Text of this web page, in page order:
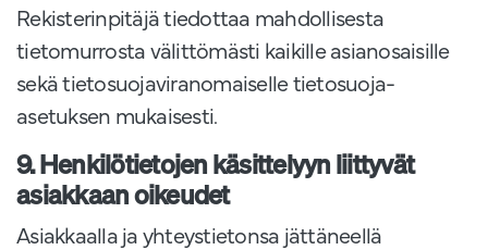
Rekisterinpitäjä tiedottaa mahdollisesta
tietomurrosta välittömästi kaikille asianosaisille
sekä tietosuojaviranomaiselle tietosuoja-
asetuksen mukaisesti.
9. Henkilötietojen käsittelyyn liittyvät
asiakkaan oikeudet
Asiakkaalla ja yhteystietonsa jättäneellä